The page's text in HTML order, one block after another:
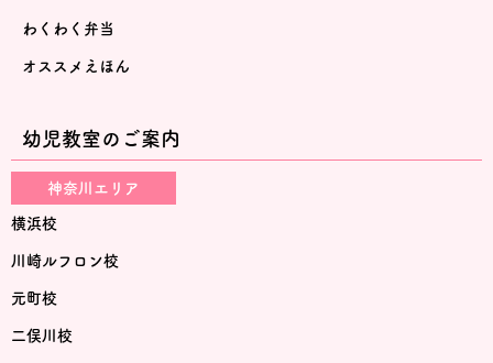
わくわく弁当
オススメえほん
幼児教室のご案内
神奈川エリア
横浜校
川崎ルフロン校
元町校
二俣川校